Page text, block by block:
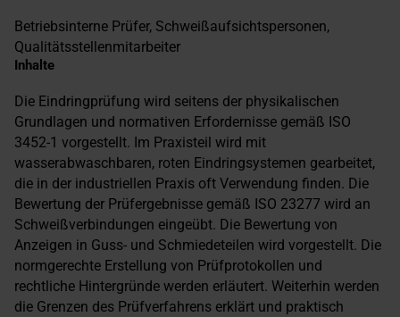
Betriebsinterne Prüfer, Schweißaufsichtspersonen,
Qualitätsstellenmitarbeiter
Inhalte
Die Eindringprüfung wird seitens der physikalischen
Grundlagen und normativen Erfordernisse gemäß ISO
3452-1 vorgestellt. Im Praxisteil wird mit
wasserabwaschbaren, roten Eindringsystemen gearbeitet,
die in der industriellen Praxis oft Verwendung finden. Die
Bewertung der Prüfergebnisse gemäß ISO 23277 wird an
Schweißverbindungen eingeübt. Die Bewertung von
Anzeigen in Guss- und Schmiedeteilen wird vorgestellt. Die
normgerechte Erstellung von Prüfprotokollen und
rechtliche Hintergründe werden erläutert. Weiterhin werden
die Grenzen des Prüfverfahrens erklärt und praktisch